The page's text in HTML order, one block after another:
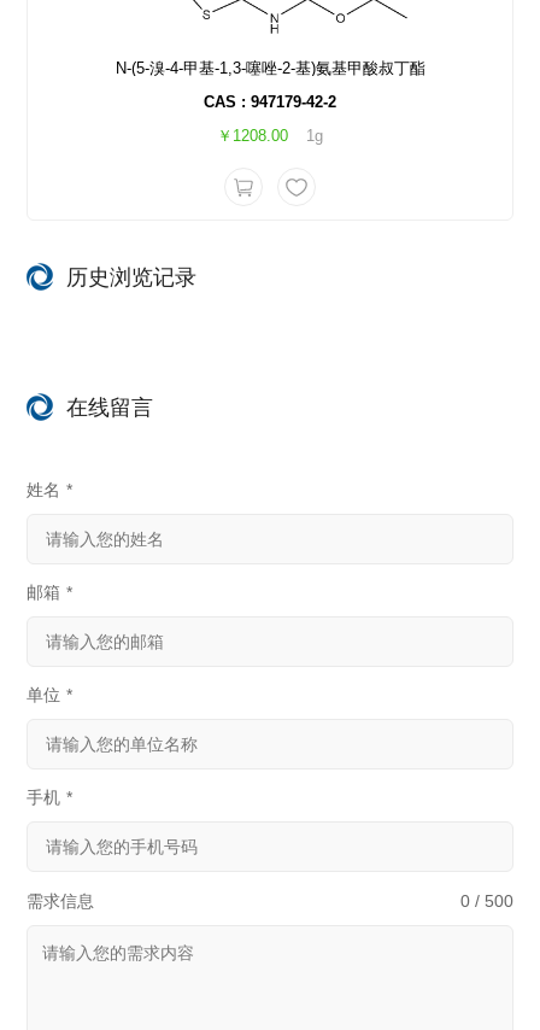
N-(5-溴-4-甲基-1,3-噻唑-2-基)氨基甲酸叔丁酯
CAS : 947179-42-2
￥1208.00
1g
历史浏览记录
在线留言
姓名 *
邮箱 *
单位 *
手机 *
需求信息 0 / 500